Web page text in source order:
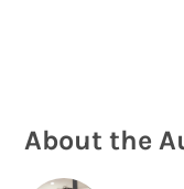
About the